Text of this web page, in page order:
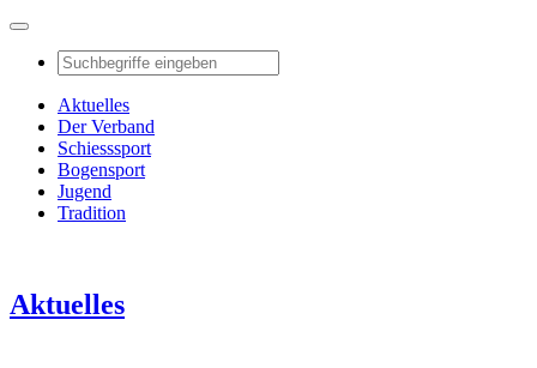
Aktuelles
Der Verband
Schiesssport
Bogensport
Jugend
Tradition
Aktuelles